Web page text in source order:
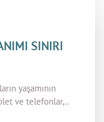
SINIRI
yaşamının
ve telefonlar,..